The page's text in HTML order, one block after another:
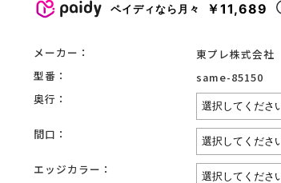
ペイディなら月々 ￥11,689
メーカー：
東プレ株式会社
型番：
same-85150
奥行：
間口：
エッジカラー：